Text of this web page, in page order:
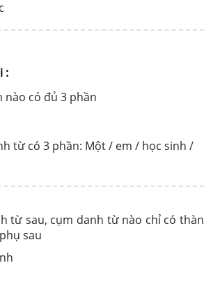
:
nào có đủ 3 phần
từ có 3 phần: Một / em / học sinh /
từ sau, cụm danh từ nào chỉ có
sau